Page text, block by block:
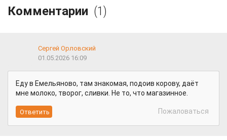
Комментарии (1)
Сергей Орловский
01.05.2026 16:09
Еду в Емельяново, там знакомая, подоив корову, даёт
мне молоко, творог, сливки. Не то, что магазинное.
Пожаловаться